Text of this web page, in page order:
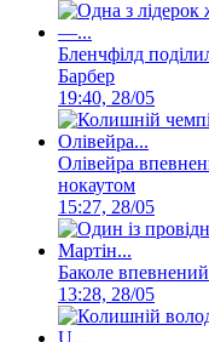
Бленчфілд
Барбер
19:40, 28/05
Олівейра
нокаутом
15:27, 28/05
Баколе
13:28, 28/05